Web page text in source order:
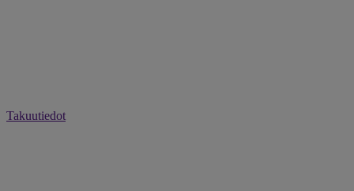
Takuutiedot